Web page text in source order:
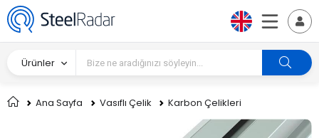
Ürünler
Ana Sayfa Vasıflı Çelik Karbon Çelikleri